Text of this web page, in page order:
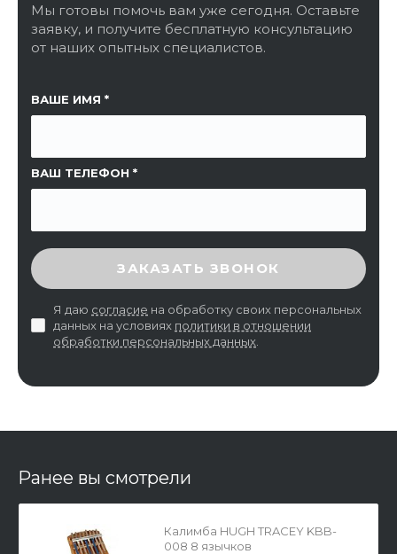
Мы готовы помочь вам уже сегодня. Оставьте
заявку, и получите бесплатную консультацию
от наших опытных специалистов.
ВАШЕ ИМЯ
ВАШ ТЕЛЕФОН
ССЫЛКА НА СТРАНИЦУ
ВВЕДИТЕ ПРОВЕРОЧНЫЙ КОД
ЗАКАЗАТЬ ЗВОНОК
Я даю согласие на обработку своих персональных
данных на условиях политики в отношении
обработки персональных данных
Ранее вы смотрели
Калимба HUGH TRACEY KBB-
008 8 язычков